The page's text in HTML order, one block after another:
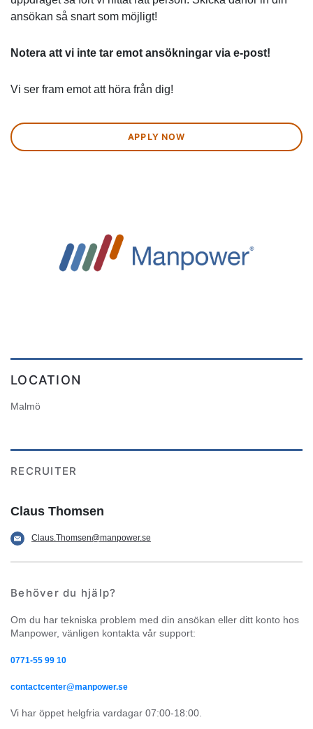
ansökan så snart som möjligt!
Notera att vi inte tar emot ansökningar via e-post!
Vi ser fram emot att höra från dig!
APPLY NOW
LOCATION
Malmö
RECRUITER
Claus Thomsen
Claus.Thomsen@manpower.se
Behöver du hjälp?
Om du har tekniska problem med din ansökan eller ditt konto hos
Manpower, vänligen kontakta vår support:
0771-55 99 10
contactcenter@manpower.se
Vi har öppet helgfria vardagar 07:00-18:00.